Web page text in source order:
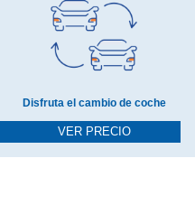
Disfruta el cambio de coche
VER PRECIO